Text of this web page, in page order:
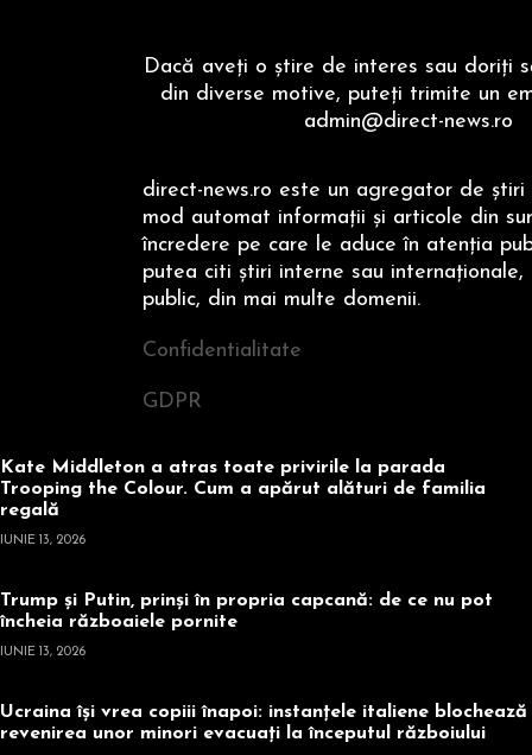
Dacă aveţi o ştire de interes sau doriţi
din diverse motive, puteţi trimite un
admin@direct-news.ro
direct-news.ro este un agregator de ştiri
mod automat informaţii şi articole din
încredere pe care le aduce în atenţia
putea citi ştiri interne sau internaţionale,
public, din mai multe domenii.
Confidentialitate
GDPR
Kate Middleton a atras toate privirile la parada
Trooping the Colour. Cum a apărut alături de familia
regală
IUNIE 13, 2026
Trump și Putin, prinși în propria capcană: de ce nu pot
încheia războaiele pornite
IUNIE 13, 2026
Ucraina își vrea copiii înapoi: instanțele italiene blochează
revenirea unor minori evacuați la începutul războiului